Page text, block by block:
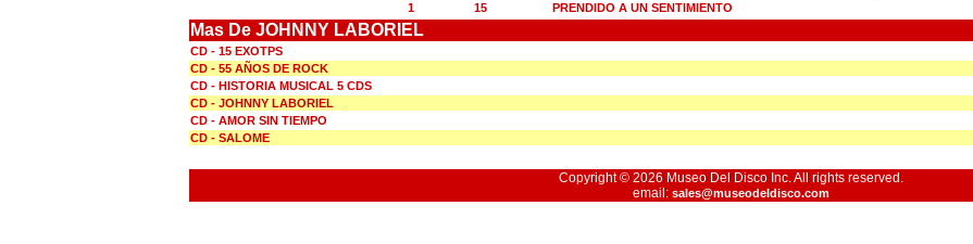
1
15 PRENDIDO A UN SENTIMIENTO
Mas De JOHNNY LABORIEL
CD - 15 EXOTPS
CD - 55 AÑOS DE ROCK
CD - HISTORIA MUSICAL 5 CDS
CD - JOHNNY LABORIEL
CD - AMOR SIN TIEMPO
CD - SALOME
Copyright © 2026 Museo Del Disco Inc. All rights reserved.
email: sales@museodeldisco.com